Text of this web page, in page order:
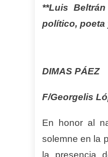
**Luis
político, poeta
DIMAS PÁEZ
F/Georgelis
En honor al
solemne en la
la presencia